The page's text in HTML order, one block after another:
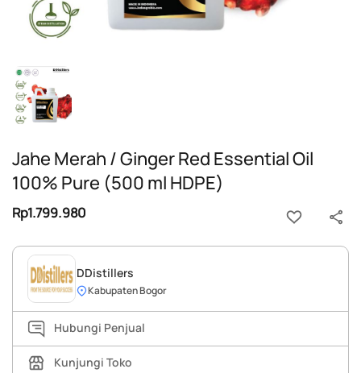
Jahe Merah / Ginger Red Essential Oil
100% Pure (500 ml HDPE)
Rp1.799.980
DDistillers
Kabupaten Bogor
Hubungi Penjual
Kunjungi Toko